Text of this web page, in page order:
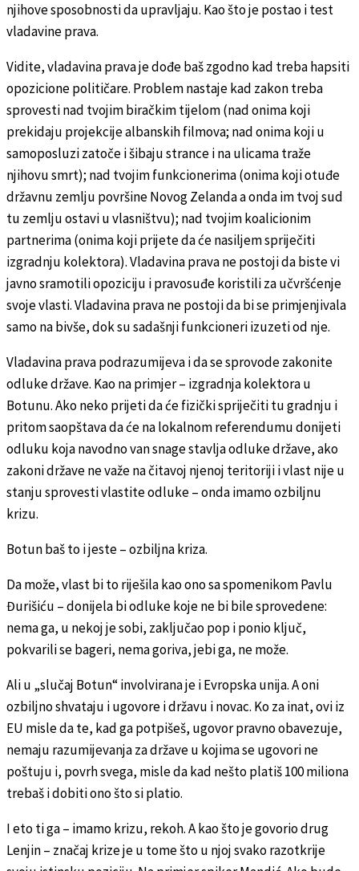
njihove sposobnosti da upravljaju. Kao što je postao i test
vladavine prava.
Vidite, vladavina prava je dođe baš zgodno kad treba hapsiti
opozicione političare. Problem nastaje kad zakon treba
sprovesti nad tvojim biračkim tijelom (nad onima koji
prekidaju projekcije albanskih filmova; nad onima koji u
samoposluzi zatoče i šibaju strance i na ulicama traže
njihovu smrt); nad tvojim funkcionerima (onima koji otuđe
državnu zemlju površine Novog Zelanda a onda im tvoj sud
tu zemlju ostavi u vlasništvu); nad tvojim koalicionim
partnerima (onima koji prijete da će nasiljem spriječiti
izgradnju kolektora). Vladavina prava ne postoji da biste vi
javno sramotili opoziciju i pravosuđe koristili za učvršćenje
svoje vlasti. Vladavina prava ne postoji da bi se primjenjivala
samo na bivše, dok su sadašnji funkcioneri izuzeti od nje.
Vladavina prava podrazumijeva i da se sprovode zakonite
odluke države. Kao na primjer – izgradnja kolektora u
Botunu. Ako neko prijeti da će fizički spriječiti tu gradnju i
pritom saopštava da će na lokalnom referendumu donijeti
odluku koja navodno van snage stavlja odluke države, ako
zakoni države ne važe na čitavoj njenoj teritoriji i vlast nije u
stanju sprovesti vlastite odluke – onda imamo ozbiljnu
krizu.
Botun baš to i jeste – ozbiljna kriza.
Da može, vlast bi to riješila kao ono sa spomenikom Pavlu
Đurišiću – donijela bi odluke koje ne bi bile sprovedene:
nema ga, u nekoj je sobi, zaključao pop i ponio ključ,
pokvarili se bageri, nema goriva, jebi ga, ne može.
Ali u „slučaj Botun“ involvirana je i Evropska unija. A oni
ozbiljno shvataju i ugovore i državu i novac. Ko za inat, ovi iz
EU misle da te, kad ga potpišeš, ugovor pravno obavezuje,
nemaju razumijevanja za države u kojima se ugovori ne
poštuju i, povrh svega, misle da kad nešto platiš 100 miliona
trebaš i dobiti ono što si platio.
I eto ti ga – imamo krizu, rekoh. A kao što je govorio drug
Lenjin – značaj krize je u tome što u njoj svako razotkrije